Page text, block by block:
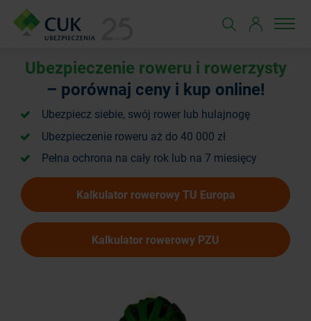
Ubezpieczenie roweru i rowerzysty
– porównaj ceny i kup online!
Ubezpiecz siebie, swój rower lub hulajnogę
Ubezpieczenie roweru aż do 40 000 zł
Pełna ochrona na cały rok lub na 7 miesięcy
Kalkulator rowerowy TU Europa
Kalkulator rowerowy PZU